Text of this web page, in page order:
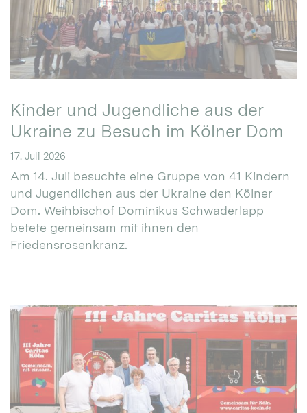
Kinder und Jugendliche aus der
Ukraine zu Besuch im Kölner Dom
17. Juli 2026
Am 14. Juli besuchte eine Gruppe von 41 Kindern
und Jugendlichen aus der Ukraine den Kölner
Dom. Weihbischof Dominikus Schwaderlapp
betete gemeinsam mit ihnen den
Friedensrosenkranz.